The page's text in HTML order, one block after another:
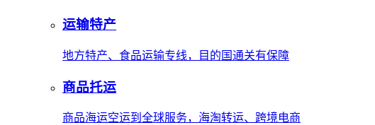
运输特产
地方特产、食品运输专线，目的国通关有保障
商品托运
商品海运空运到全球服务，海淘转运、跨境电商